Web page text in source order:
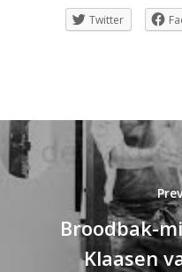
Twitter
Broodbak-
Klaasen